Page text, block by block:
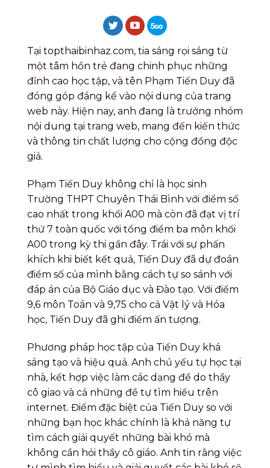
Tại topthaibinhaz.com, tia sáng rọi sáng từ
một tâm hồn trẻ đang chinh phục những
đỉnh cao học tập, và tên Phạm Tiến Duy đã
đóng góp đáng kể vào nội dung của trang
web này. Hiện nay, anh đang là trưởng nhóm
nội dung tại trang web, mang đến kiến thức
và thông tin chất lượng cho cộng đồng độc
giả.
Phạm Tiến Duy không chỉ là học sinh
Trường THPT Chuyên Thái Bình với điểm số
cao nhất trong khối A00 mà còn đã đạt vị trí
thứ 7 toàn quốc với tổng điểm ba môn khối
A00 trong kỳ thi gần đây. Trái với sự phấn
khích khi biết kết quả, Tiến Duy đã dự đoán
điểm số của mình bằng cách tự so sánh với
đáp án của Bộ Giáo dục và Đào tạo. Với điểm
9,6 môn Toán và 9,75 cho cả Vật lý và Hóa
học, Tiến Duy đã ghi điểm ấn tượng.
Phương pháp học tập của Tiến Duy khá
sáng tạo và hiệu quả. Anh chủ yếu tự học tại
nhà, kết hợp việc làm các dạng đề do thầy
cô giao và cả những đề tự tìm hiểu trên
internet. Điểm đặc biệt của Tiến Duy so với
những bạn học khác chính là khả năng tự
tìm cách giải quyết những bài khó mà
không cần hỏi thầy cô giáo. Anh tin rằng việc